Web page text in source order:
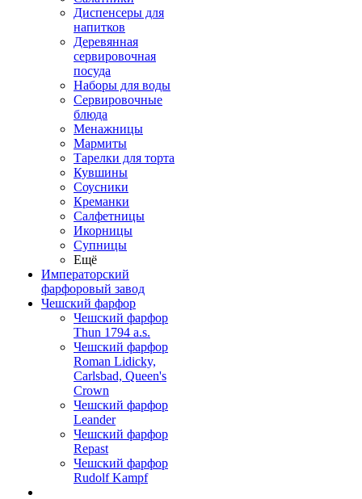
Диспенсеры для
напитков
Деревянная
сервировочная
посуда
Наборы для воды
Сервировочные
блюда
Менажницы
Мармиты
Тарелки для торта
Кувшины
Соусники
Креманки
Салфетницы
Икорницы
Супницы
Ещё
Императорский
фарфоровый завод
Чешский фарфор
Чешский фарфор
Thun 1794 a.s.
Чешский фарфор
Roman Lidicky,
Carlsbad, Queen's
Crown
Чешский фарфор
Leander
Чешский фарфор
Repast
Чешский фарфор
Rudolf Kampf